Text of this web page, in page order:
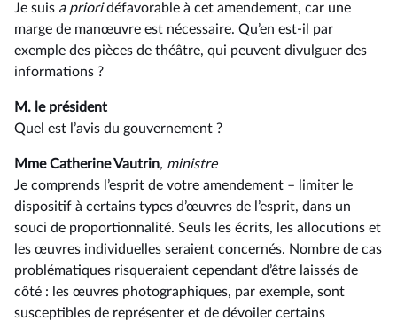
Je suis a prioridéfavorable à cet amendement, car une
marge de manœuvre est nécessaire. Qu’en est-il par
exemple des pièces de théâtre, qui peuvent divulguer des
informations ?
M. le président
Quel est l’avis du gouvernement ?
Mme Catherine Vautrin, ministre
Je comprends l’esprit de votre amendement –⁠ limiter le
dispositif à certains types d’œuvres de l’esprit, dans un
souci de proportionnalité. Seuls les écrits, les allocutions et
les œuvres individuelles seraient concernés. Nombre de cas
problématiques risqueraient cependant d’être laissés de
côté : les œuvres photographiques, par exemple, sont
susceptibles de représenter et de dévoiler certains